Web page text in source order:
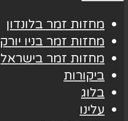
מחזות זמר בלונדון
מחזות זמר בניו יורק
מחזות זמר בישראל
ביקורות
בלוג
עלינו